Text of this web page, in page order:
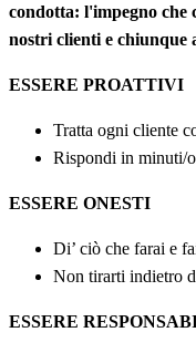
condotta: l'impegno che
nostri clienti e chiunque
ESSERE PROATTIVI
Tratta ogni cliente
Rispondi in minuti/
ESSERE ONESTI
Di’ ciò che farai e
Non tirarti indietro
ESSERE